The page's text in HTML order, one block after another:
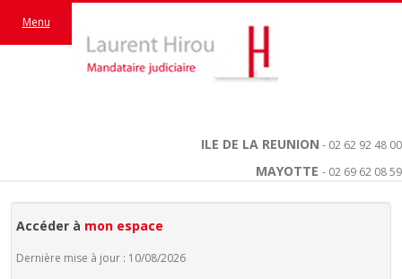
ILE DE LA REUNION - 02 62 92 48 00
MAYOTTE - 02 69 62 08 59
Menu
Accéder à mon espace
Dernière mise à jour : 10/08/2026